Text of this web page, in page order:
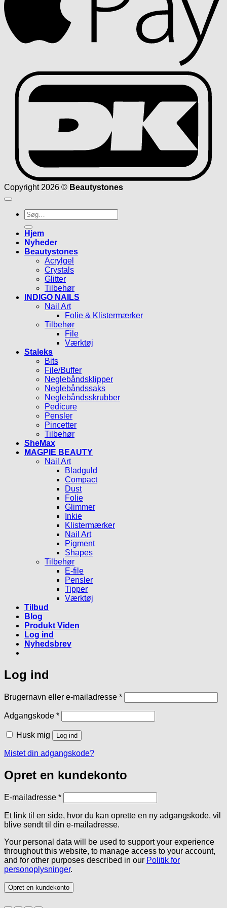
Copyright 2026 © Beautystones
Søg
efter:
Hjem
Nyheder
Beautystones
Acrylgel
Crystals
Glitter
Tilbehør
INDIGO NAILS
Nail Art
Folie & Klistermærker
Tilbehør
File
Værktøj
Staleks
Bits
File/Buffer
Neglebåndsklipper
Neglebåndssaks
Neglebåndsskrubber
Pedicure
Pensler
Pincetter
Tilbehør
SheMax
MAGPIE BEAUTY
Nail Art
Bladguld
Compact
Dust
Folie
Glimmer
Inkie
Klistermærker
Nail Art
Pigment
Shapes
Tilbehør
E-file
Pensler
Tipper
Værktøj
Tilbud
Blog
Produkt Viden
Log ind
Nyhedsbrev
Log ind
Brugernavn eller e-mailadresse *Påkrævet
Adgangskode *Påkrævet
Husk mig Log ind
Mistet din adgangskode?
Opret en kundekonto
E-mailadresse *Påkrævet
Et link til en side, hvor du kan oprette en ny adgangskode, vil
blive sendt til din e-mailadresse.
Your personal data will be used to support your experience
throughout this website, to manage access to your account,
and for other purposes described in our Politik for
personoplysninger.
Opret en kundekonto